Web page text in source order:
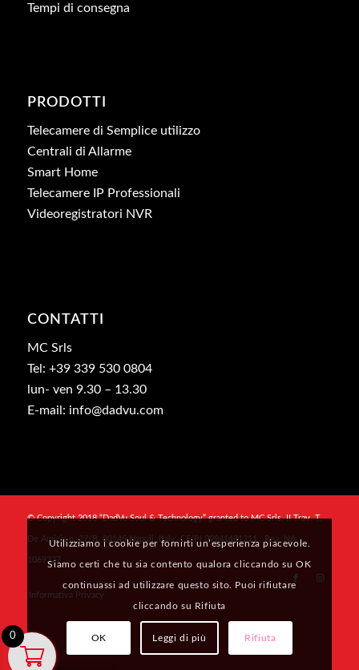
Tempi di consegna
PRODOTTI
Telecamere di Semplice utilizzo
Centrali di Allarme
Smart Home
Telecamere IP Professionali
Videoregistratori NVR
CONTATTI
MC Srls
Tel: +39 339 530 0804
lun- ven 9.30 – 13.30
E-mail: info@dadvu.com
© Copyright 2018 “DadVu Soul & Technology” granted to MC Srls, II Trav. T.
De Amicis n. 27/B, 80145 Napoli, Italy, CF/PI 09941481211 , Rea: NA-
1069327
Informativa Privacy
Utilizziamo i cookie per fornirti un’esperienza piacevole.
Siamo certi che tu sia contento qualora cliccando su OK
continuassi ad utilizzare questo sito. Puoi rifiutare
cliccando su Rifiuta
OK Leggi di più Rifiuta
0